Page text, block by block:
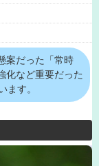
案だった「常時
化など重要だった
ます。